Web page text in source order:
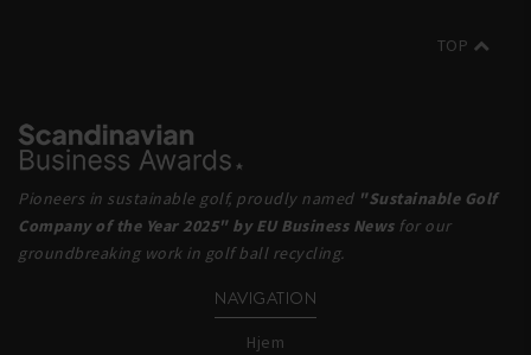
Pioneers in sustainable golf, proudly named "Sustainable Golf
Company of the Year 2025" by EU Business Newsfor our
groundbreaking work in golf ball recycling.
TOP
NAVIGATION
Hjem